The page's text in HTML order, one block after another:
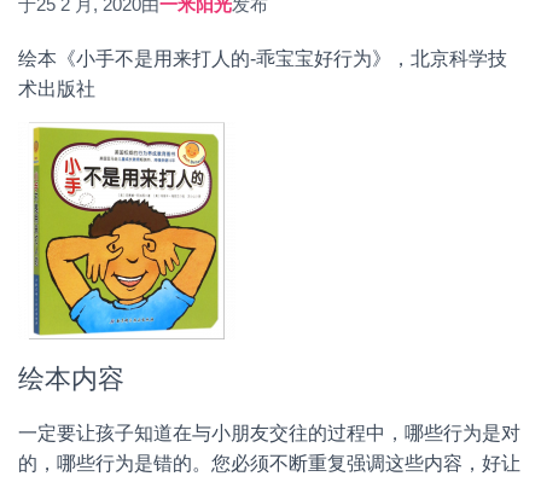
于25 2 月, 2020由一米阳光发布
绘本《小手不是用来打人的-乖宝宝好行为》，北京科学技
术出版社
绘本内容
一定要让孩子知道在与小朋友交往的过程中，哪些行为是对
的，哪些行为是错的。您必须不断重复强调这些内容，好让